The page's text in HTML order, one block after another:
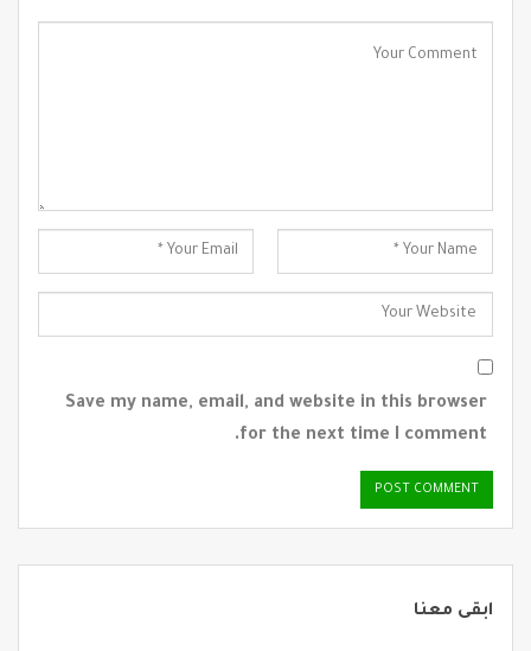
Save my name, email, and website in this browser
for the next time I comment.
ابقى معنا